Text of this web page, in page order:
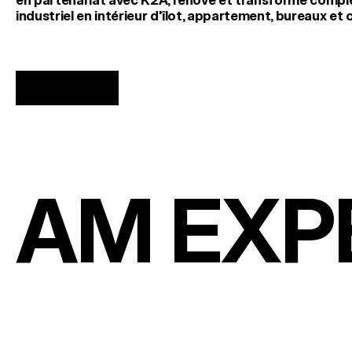
industriel en intérieur d'îlot, appartement, bureaux et
AM